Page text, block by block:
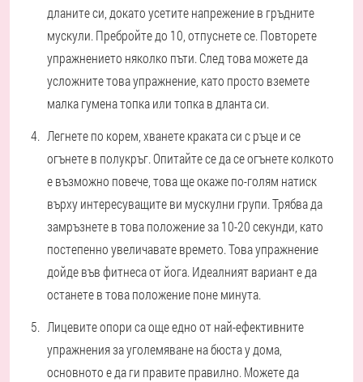
дланите си, докато усетите напрежение в гръдните
мускули. Пребройте до 10, отпуснете се. Повторете
упражнението няколко пъти. След това можете да
усложните това упражнение, като просто вземете
малка гумена топка или топка в дланта си.
Легнете по корем, хванете краката си с ръце и се
огънете в полукръг. Опитайте се да се огънете колкото
е възможно повече, това ще окаже по-голям натиск
върху интересуващите ви мускулни групи. Трябва да
замръзнете в това положение за 10-20 секунди, като
постепенно увеличавате времето. Това упражнение
дойде във фитнеса от йога. Идеалният вариант е да
останете в това положение поне минута.
Лицевите опори са още едно от най-ефективните
упражнения за уголемяване на бюста у дома,
основното е да ги правите правилно. Можете да